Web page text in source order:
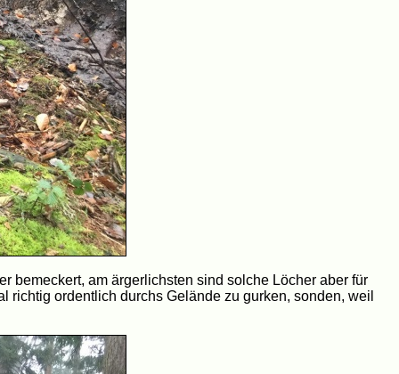
bemeckert, am ärgerlichsten sind solche Löcher aber für
ordentlich durchs Gelände zu gurken, sonden, weil